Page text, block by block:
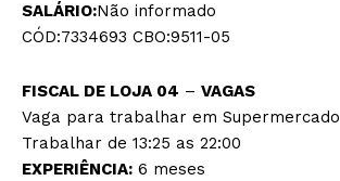
SALÁRIO:Não informado
CÓD:7334693 CBO:9511-05
FISCAL DE LOJA 04 – VAGAS
Vaga para trabalhar em Supermercado
Trabalhar de 13:25 as 22:00
EXPERIÊNCIA: 6 meses